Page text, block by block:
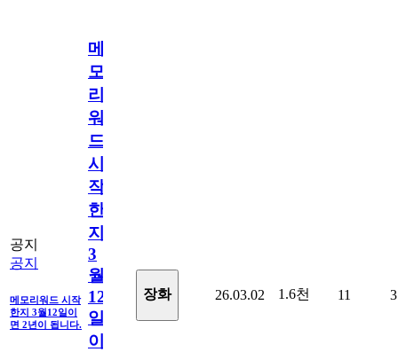
공지
공지
메모리워드 시작
한지 3월12일이
면 2년이 됩니다.
메
모
리
워
드
시
작
한
지
3
월
12
일
이
장화 26.03.02 1.6천 11 3